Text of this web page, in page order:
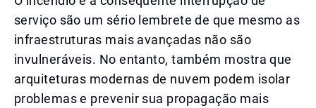
serviço são um sério lembrete de que mesmo as
infraestruturas mais avançadas não são
invulneráveis. No entanto, também mostra que
arquiteturas modernas de nuvem podem isolar
problemas e prevenir sua propagação mais